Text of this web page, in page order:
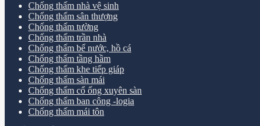
Chống thấm nhà vệ sinh
Chống thấm sân thượng
Chống thấm tường
Chống thấm trần nhà
Chống thấm bể nước, hồ cá
Chống thấm tầng hầm
Chống thấm khe tiếp giáp
Chống thấm sàn mái
Chống thấm cổ ống xuyên sàn
Chống thấm ban công -logia
Chống thấm mái tôn